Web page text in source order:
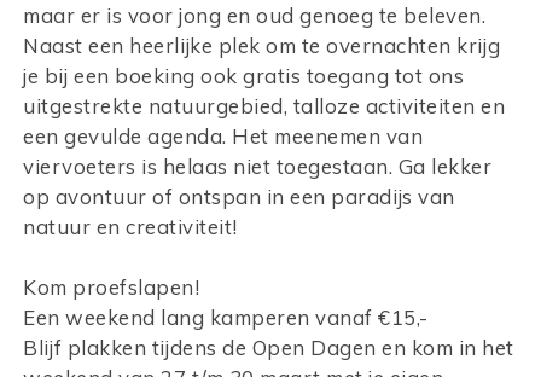
maar er is voor jong en oud genoeg te beleven.
Naast een heerlijke plek om te overnachten krijg
je bij een boeking ook gratis toegang tot ons
uitgestrekte natuurgebied, talloze activiteiten en
een gevulde agenda. Het meenemen van
viervoeters is helaas niet toegestaan. Ga lekker
op avontuur of ontspan in een paradijs van
natuur en creativiteit!
Kom proefslapen!
Een weekend lang kamperen vanaf €15,-
Blijf plakken tijdens de Open Dagen en kom in het